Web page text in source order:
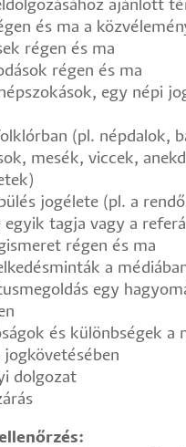
ajánlott
és ma a
régen és ma
régen és ma
egy népi
(pl. népdalok,
mesék, viccek,
jogélete (pl. a
egyik tagja vagy a
régen és ma
a
egy
és különbségek a
jogkövetésében
dolgozat